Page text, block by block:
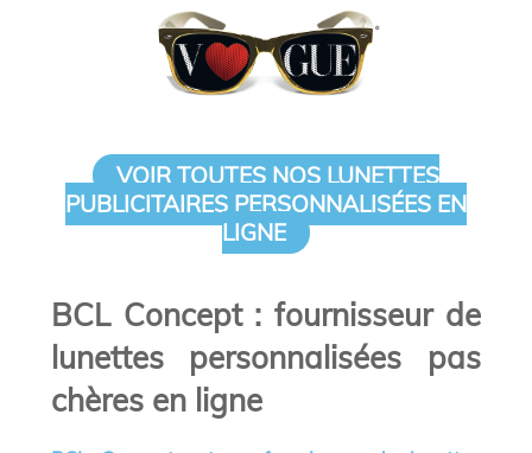
VOIR TOUTES NOS LUNETTES
PUBLICITAIRES PERSONNALISÉES EN
LIGNE
BCL Concept : fournisseur de
lunettes personnalisées pas
chères en ligne